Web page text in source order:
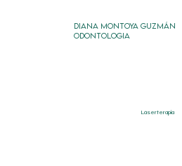
DIANA MONTOYA GUZMÁN
ODONTOLOGIA
Láserterapia